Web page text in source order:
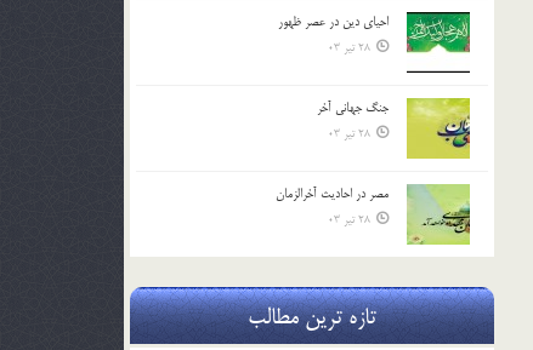
احياي دين در عصر ظهور
28 تیر 03
جنگ جهاني آخر
28 تیر 03
مصر در احادیث آخرالزمان
28 تیر 03
تازه ترین مطالب